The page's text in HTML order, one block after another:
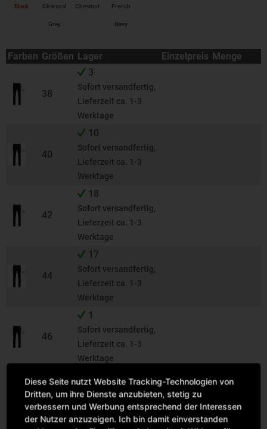
Black Charcoal
Grey
Chestnut French
Navy
Farben Größen Lager Einzelpreis Menge
38
3
Sofort versandfertig,
Lieferzeit ca. 1-3
Werktage
40
10
Sofort versandfertig,
Lieferzeit ca. 1-3
Werktage
42
18
Sofort versandfertig,
Lieferzeit ca. 1-3
Werktage
44
17
Sofort versandfertig,
Lieferzeit ca. 1-3
Werktage
46
1
Sofort versandfertig,
Lieferzeit ca. 1-3
Werktage
48
5
Sofort versandfertig,
Lieferzeit ca. 1-3
Werktage
Diese Seite nutzt Website Tracking-Technologien von
Dritten, um ihre Dienste anzubieten, stetig zu
verbessern und Werbung entsprechend der Interessen
der Nutzer anzuzeigen. Ich bin damit einverstanden